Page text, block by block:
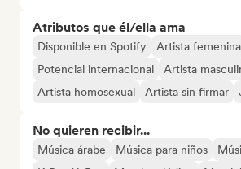
Atributos que él/ella ama
Disponible en Spotify
Artista femenina
Potencial internacional
Artista
Artista homosexual
Artista sin firmar
No quieren recibir...
Música árabe Música para niños